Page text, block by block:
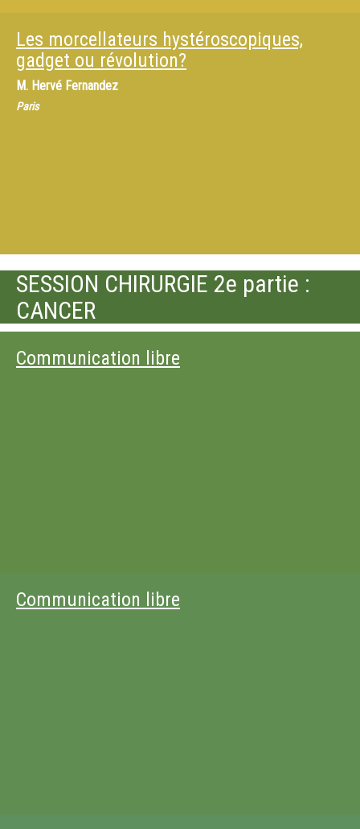
Les morcellateurs hystéroscopiques,
gadget ou révolution?
M. Hervé Fernandez
Paris
SESSION CHIRURGIE 2e partie :
CANCER
Communication libre
Communication libre